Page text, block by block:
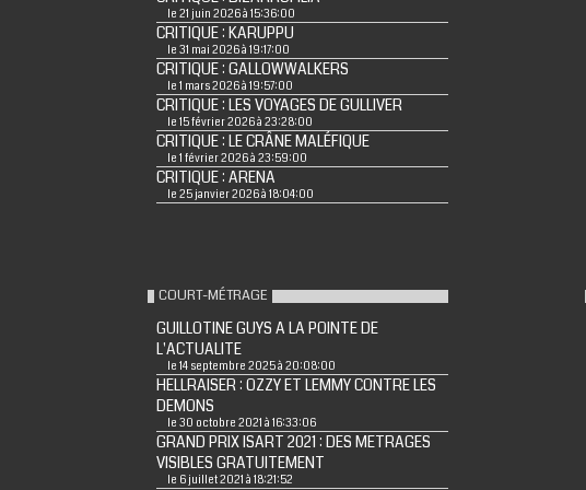
le 21 juin 2026 à 15:36:00
CRITIQUE : KARUPPU
le 31 mai 2026 à 19:17:00
CRITIQUE : GALLOWWALKERS
le 1 mars 2026 à 19:57:00
CRITIQUE : LES VOYAGES DE GULLIVER
le 15 février 2026 à 23:28:00
CRITIQUE : LE CRÂNE MALÉFIQUE
le 1 février 2026 à 23:59:00
CRITIQUE : ARENA
le 25 janvier 2026 à 18:04:00
COURT-MÉTRAGE
GUILLOTINE GUYS A LA POINTE DE
L'ACTUALITE
le 14 septembre 2025 à 20:08:00
HELLRAISER : OZZY ET LEMMY CONTRE LES
DEMONS
le 30 octobre 2021 à 16:33:06
GRAND PRIX ISART 2021 : DES METRAGES
VISIBLES GRATUITEMENT
le 6 juillet 2021 à 18:21:52